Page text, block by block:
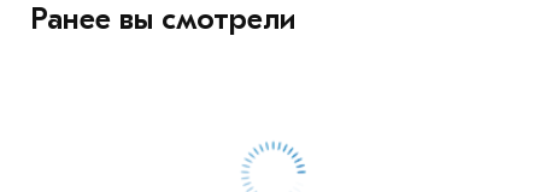
Ранее вы смотрели